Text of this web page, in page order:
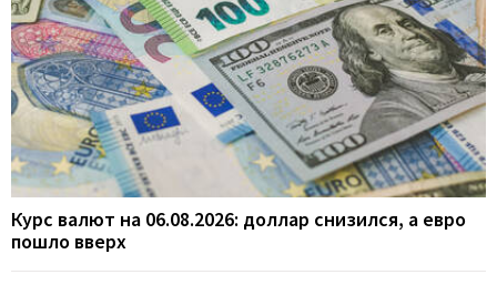
Курс валют на 06.08.2026: доллар снизился, а евро
пошло вверх